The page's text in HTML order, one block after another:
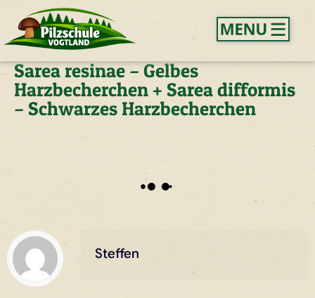
Sarea resinae – Gelbes
Harzbecherchen + Sarea difformis
– Schwarzes Harzbecherchen
Steffen